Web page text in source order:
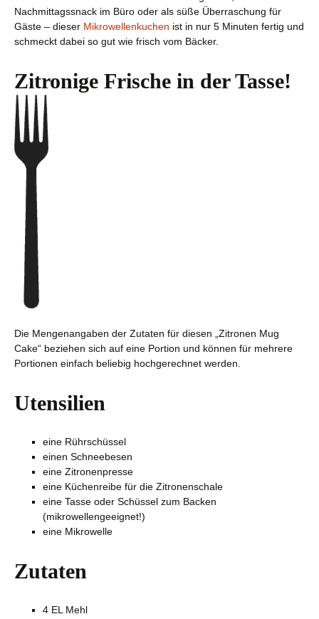
Nachmittagssnack im Büro oder als süße Überraschung für
Gäste – dieser Mikrowellenkuchen ist in nur 5 Minuten fertig und
schmeckt dabei so gut wie frisch vom Bäcker.
Zitronige Frische in der Tasse!
Die Mengenangaben der Zutaten für diesen „Zitronen Mug
Cake“ beziehen sich auf eine Portion und können für mehrere
Portionen einfach beliebig hochgerechnet werden.
Utensilien
eine Rührschüssel
einen Schneebesen
eine Zitronenpresse
eine Küchenreibe für die Zitronenschale
eine Tasse oder Schüssel zum Backen
(mikrowellengeeignet!)
eine Mikrowelle
Zutaten
4 EL Mehl